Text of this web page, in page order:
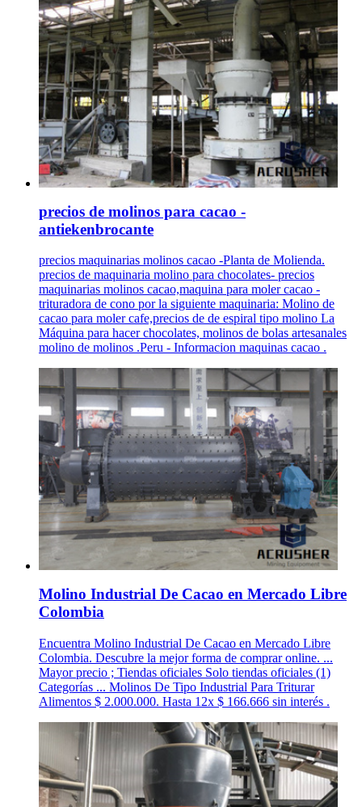
precios de molinos para cacao -
antiekenbrocante
precios maquinarias molinos cacao -Planta de Molienda.
precios de maquinaria molino para chocolates- precios
maquinarias molinos cacao,maquina para moler cacao -
trituradora de cono por la siguiente maquinaria: Molino de
cacao para moler cafe,precios de de espiral tipo molino La
Máquina para hacer chocolates, molinos de bolas artesanales
molino de molinos .Peru - Informacion maquinas cacao .
Molino Industrial De Cacao en Mercado Libre
Colombia
Encuentra Molino Industrial De Cacao en Mercado Libre
Colombia. Descubre la mejor forma de comprar online. ...
Mayor precio ; Tiendas oficiales Solo tiendas oficiales (1)
Categorías ... Molinos De Tipo Industrial Para Triturar
Alimentos $ 2.000.000. Hasta 12x $ 166.666 sin interés .